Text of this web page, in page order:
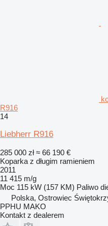
R916
14
Liebherr R916
285 000 zł ≈ 66 190 €
Koparka z długim ramieniem
2011
11 415 m/g
Moc 115 kW (157 KM) Paliwo
Polska, Ostrowiec
PPHU MAKO
Kontakt z dealerem